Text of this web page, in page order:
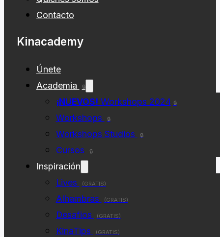
Contacto
Kinacademy
Únete
Academia
🔒
¡NUEVOS! Workshops 2024 🔒
Workshops 🔒
Workshops Studios 🔒
Cursos 🔒
Inspiración
Lives
(GRATIS)
Alhambras (GRATIS)
Desafios (GRATIS)
KinaTips (GRATIS)